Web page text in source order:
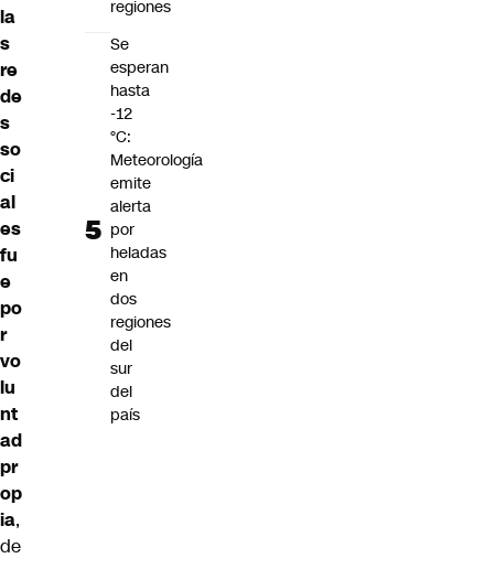
la
s
re
de
s
so
ci
al
es
fu
e
po
r
vo
lu
nt
ad
pr
op
ia,
de
regiones
Se
esperan
hasta
-12
°C:
Meteorología
emite
alerta
por
heladas
en
dos
regiones
del
sur
del
país